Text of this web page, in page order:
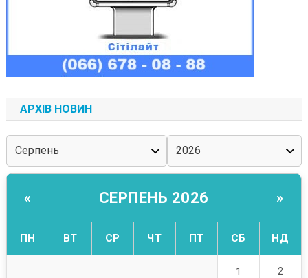
АРХІВ НОВИН
« СЕРПЕНЬ 2026 »
ПН ВТ СР ЧТ ПТ СБ НД
1 2